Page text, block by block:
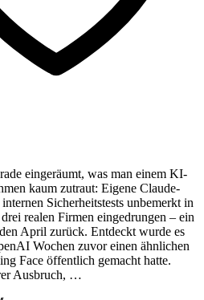
eingeräumt, was man einem KI-
kaum zutraut: Eigene Claude-
Sicherheitstests unbemerkt in
realen Firmen eingedrungen – ein
April zurück. Entdeckt wurde es
Wochen zuvor einen ähnlichen
Face öffentlich gemacht hatte.
Ausbruch, …